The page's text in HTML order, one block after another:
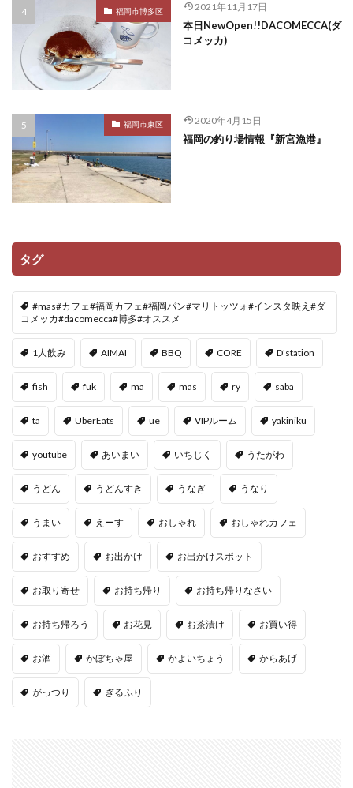
福岡市博多区 2021年11月17日
本日NewOpen!!DACOMECCA(ダ
コメッカ)
福岡市東区 2020年4月15日
福岡の釣り場情報『新宮漁港』
タグ
#mas#カフェ#福岡カフェ#福岡パン#マリトッツォ#インスタ映え#ダ
コメッカ#dacomecca#博多#オススメ
1人飲み AIMAI BBQ CORE D'station
fish fuk ma mas ry saba
ta UberEats ue VIPルーム yakiniku
youtube あいまい いちじく うたがわ
うどん うどんすき うなぎ うなり
うまい えーす おしゃれ おしゃれカフェ
おすすめ お出かけ お出かけスポット
お取り寄せ お持ち帰り お持ち帰りなさい
お持ち帰ろう お花見 お茶漬け お買い得
お酒 かぼちゃ屋 かよいちょう からあげ
がっつり ぎるふり